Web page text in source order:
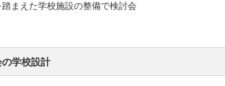
まえた学校施設の整備で検討会
の学校設計